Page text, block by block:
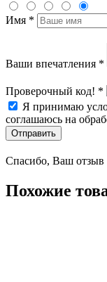
Имя *
Ваши впечатления *
Проверочный код! *
Я принимаю
соглашаюсь на
Отправить
Спасибо, Ваш отзыв
Похожие